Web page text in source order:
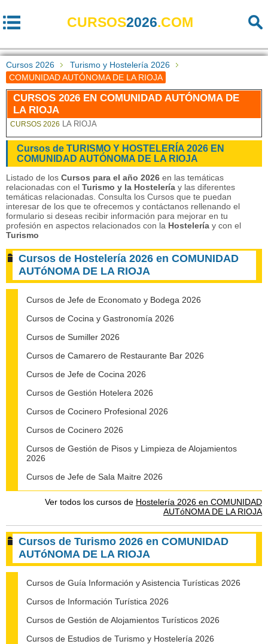
CURSOS2026.COM
Cursos 2026
Turismo y Hostelería 2026
COMUNIDAD AUTÓNOMA DE LA RIOJA
CURSOS 2026 EN COMUNIDAD AUTÓNOMA DE
LA RIOJA
CURSOS 2026 LA RIOJA
Cursos de TURISMO Y HOSTELERÍA 2026 EN
COMUNIDAD AUTÓNOMA DE LA RIOJA
Listado de los Cursos para el año 2026 en las temáticas
relacionadas con el Turismo y la Hostelería y las diferentes
temáticas relacionadas. Consulta los Cursos que te puedan
interesar de los que te ofrecemos y contáctanos rellenando el
formulario si deseas recibir información para mejorar en tu
profesión en aspectos relacionados con la Hostelería y con el
Turismo
Cursos de Hostelería 2026 en COMUNIDAD
AUTóNOMA DE LA RIOJA
Cursos de Jefe de Economato y Bodega 2026
Cursos de Cocina y Gastronomía 2026
Cursos de Sumiller 2026
Cursos de Camarero de Restaurante Bar 2026
Cursos de Jefe de Cocina 2026
Cursos de Gestión Hotelera 2026
Cursos de Cocinero Profesional 2026
Cursos de Cocinero 2026
Cursos de Gestión de Pisos y Limpieza de Alojamientos
2026
Cursos de Jefe de Sala Maitre 2026
Ver todos los cursos de Hostelería 2026 en COMUNIDAD
AUTóNOMA DE LA RIOJA
Cursos de Turismo 2026 en COMUNIDAD
AUTóNOMA DE LA RIOJA
Cursos de Guía Información y Asistencia Turísticas 2026
Cursos de Información Turística 2026
Cursos de Gestión de Alojamientos Turísticos 2026
Cursos de Estudios de Turismo y Hostelería 2026